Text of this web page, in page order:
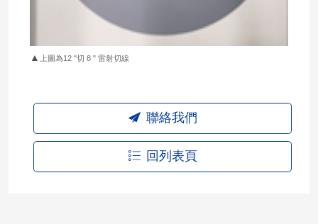
▲ 上圖為12 "切 8 " 雷射切線
聯絡我們
回列表頁